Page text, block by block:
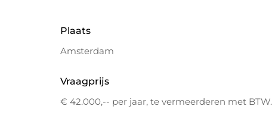
Plaats
Amsterdam
Vraagprijs
€ 42.000,-- per jaar, te vermeerderen met BTW.